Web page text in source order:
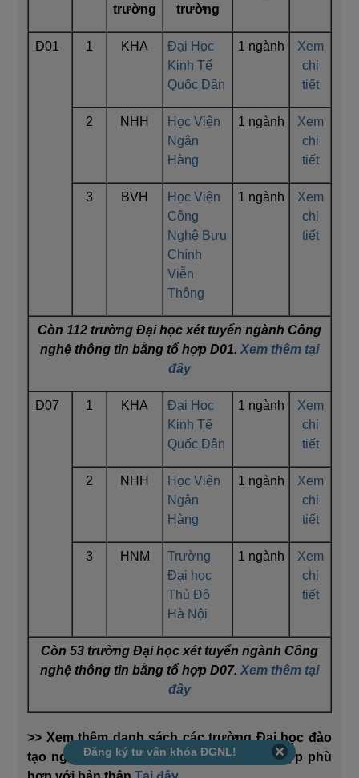
trường
trường
D01 1 KHA
Đại Học
Kinh Tế
Quốc Dân
1 ngành
Xem
chi
tiết
2 NHH
Học Viện
Ngân
Hàng
1 ngành
Xem
chi
tiết
3 BVH
Học Viện
Công
Nghệ Bưu
Chính
Viễn
Thông
1 ngành
Xem
chi
tiết
Còn 112 trường Đại học xét tuyển ngành Công
nghệ thông tin bằng tổ hợp D01. Xem thêm tại
đây
D07 1 KHA
Đại Học
Kinh Tế
Quốc Dân
1 ngành
Xem
chi
tiết
2 NHH
Học Viện
Ngân
Hàng
1 ngành
Xem
chi
tiết
3 HNM
Trường
Đại học
Thủ Đô
Hà Nội
1 ngành
Xem
chi
tiết
Còn 53 trường Đại học xét tuyển ngành Công
nghệ thông tin bằng tổ hợp D07. Xem thêm tại
đây
>> Xem thêm danh sách các trường Đại học đào
tạo ngành Công nghệ thông tin theo tổ hợp phù
Đăng ký tư vấn khóa ĐGNL!